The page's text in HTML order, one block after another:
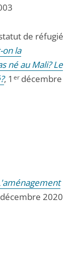
de réfugié
la
né au Mali? Le
, 1 erdécembre
2020